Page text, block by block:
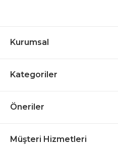
Kurumsal
Kategoriler
Öneriler
Müşteri Hizmetleri